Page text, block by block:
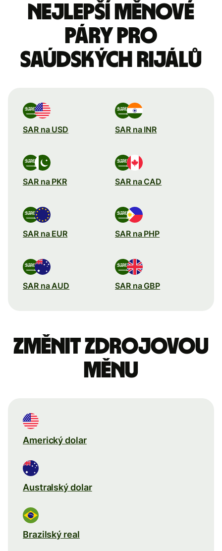
Nejlepší měnové
páry pro
saúdských rijálů
SAR na USD SAR na INR
SAR na PKR SAR na CAD
SAR na EUR SAR na PHP
SAR na AUD SAR na GBP
Změnit zdrojovou
měnu
Americký dolar
Australský dolar
Brazilský real